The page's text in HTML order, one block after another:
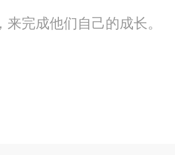
完成他们自己的成长。